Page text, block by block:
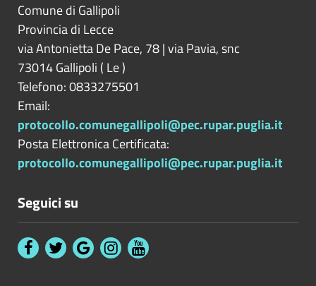
Comune di Gallipoli
Provincia di Lecce
via Antonietta De Pace, 78 | via Pavia, snc
73014Gallipoli ( Le)
Telefono: 0833275501
Email:
protocollo.comunegallipoli@pec.rupar.puglia.it
Posta Elettronica Certificata:
protocollo.comunegallipoli@pec.rupar.puglia.it
Seguici su